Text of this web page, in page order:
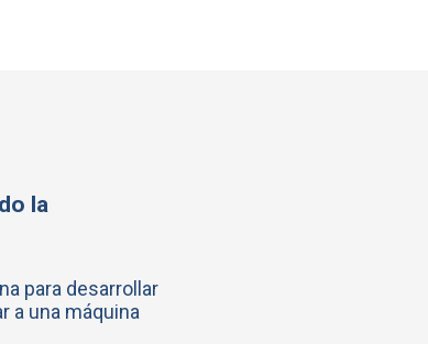
la
para desarrollar
a una máquina